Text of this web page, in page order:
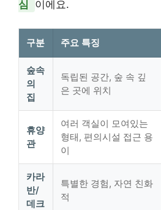
심
이에요.
구분 주요 특징
숲속
의
집
독립된 공간, 숲 속 깊
은 곳에 위치
휴양
관
여러 객실이 모여있는
형태, 편의시설 접근 용
이
카라
반/
데크
특별한 경험, 자연 친화
적